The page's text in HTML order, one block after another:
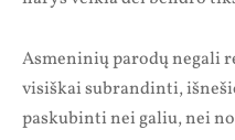
Asmeninių parodų negali
visiškai subrandinti,
paskubinti nei galiu, nei